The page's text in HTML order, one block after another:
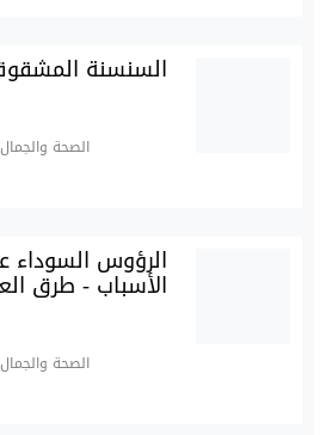
السنسنة
الصحة والجمال
الرؤوس السوداء
الأسباب - طرق
الصحة والجمال